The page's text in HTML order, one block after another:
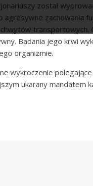
został
agresywne zachowania
transportowych.
Badania jego krwi
organizmie.
wykroczenie
ukarany mandatem